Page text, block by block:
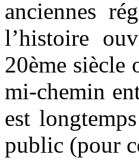
anciennes
l’histoire
20ème siècle
mi-chemin
est
public (pour